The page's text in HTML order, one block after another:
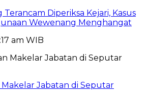
Diperiksa Kejari, Kasus
Wewenang Menghangat
am WIB
Makelar Jabatan di Seputar